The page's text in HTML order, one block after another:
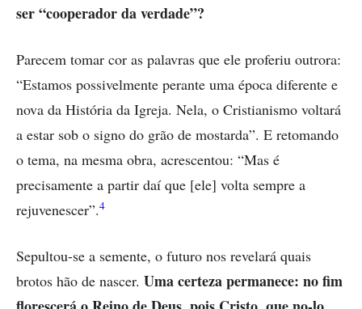
ser “cooperador da verdade”?
Parecem tomar cor as palavras que ele proferiu outrora:
“Estamos possivelmente perante uma época diferente e
nova da História da Igreja. Nela, o Cristianismo voltará
a estar sob o signo do grão de mostarda”. E retomando
o tema, na mesma obra, acrescentou: “Mas é
precisamente a partir daí que [ele] volta sempre a
rejuvenescer”.4
Sepultou-se a semente, o futuro nos revelará quais
brotos hão de nascer. Uma certeza permanece: no fim